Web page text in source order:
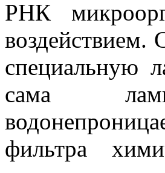
РНК
воздействием.
специальную
сама
фильтра